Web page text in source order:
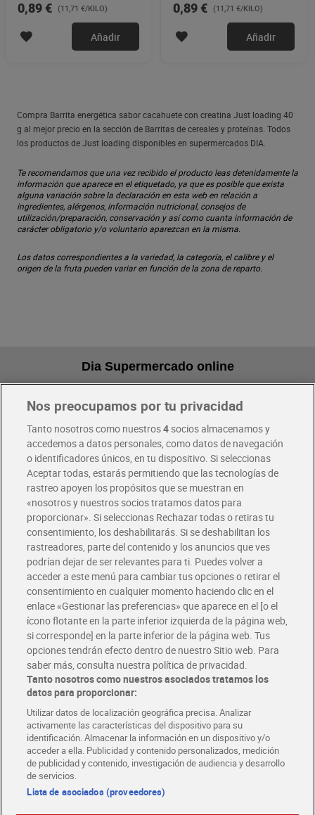
0,89 € (11,71 €/KILO)
Añadir
0,89 € (11,71 €/KILO)
Añadir
Compra Barrita energética sabor cacahuete con creatina Just loading 40
g al mejor precio en la sección de Barritas de cereales y proteínas. Todos
los productos de Just loading disponibles en supermercados DIA.
Te recomendamos que una vez recibido el producto leas detenidamente la
información que aparece en el etiquetado, ya que es posible que exista
alguna variación sobre la declaración en esta web en relación a
ingredientes, alérgenos, información nutricional, consejos de
utilización/preparación, conservación y así como cuanta información de
carácter obligatorio y/o voluntario aparezcan en la misma.
Los datos correspondientes a la variedad, la categoría, el calibre y el
origen de la fruta pueden variar en función de la zona de reparto.
Dia Supermercado online
Pide hoy, recibe hoy
Envío gratis por compras superiores a 100€
Envío estandar por 4,99€
Glovo y Uber Eats
Solicita tu factura de Glovo o Uber Eats
Únete al CLUB Dia
Disfruta las ventajas y ofertas exclusivas.
Descárgate la APP Dia
Folletos y Tiendas
Descubre las mejores ofertas y busca tu tienda más cercana
Tarjeta MaX Dia
Te devuelve hasta 8€/mes de tus compras.
¡Solicita tu tarjeta de crédito aquí!
COMER MEJOR CADA DIA
COLABORA CON DIA ABRE TU TIENDA DIA CORPORATE
Nos preocupamos por tu privacidad
Tanto nosotros como nuestros4socios almacenamos y
accedemos a datos personales, como datos de navegación
o identificadores únicos, en tu dispositivo. Si seleccionas
Aceptar todas, estarás permitiendo que las tecnologías de
rastreo apoyen los propósitos que se muestran en
«nosotros y nuestros socios tratamos datos para
proporcionar». Si seleccionas Rechazar todas o retiras tu
consentimiento, los deshabilitarás. Si se deshabilitan los
rastreadores, parte del contenido y los anuncios que ves
podrían dejar de ser relevantes para ti. Puedes volver a
acceder a este menú para cambiar tus opciones o retirar el
consentimiento en cualquier momento haciendo clic en el
enlace «Gestionar las preferencias» que aparece en el [o el
ícono flotante en la parte inferior izquierda de la página web,
si corresponde] en la parte inferior de la página web. Tus
opciones tendrán efecto dentro de nuestro Sitio web. Para
saber más, consulta nuestra política de privacidad.
Tanto nosotros como nuestros asociados tratamos los
datos para proporcionar:
Utilizar datos de localización geográfica precisa. Analizar
activamente las características del dispositivo para su
identificación. Almacenar la información en un dispositivo y/o
acceder a ella. Publicidad y contenido personalizados, medición
de publicidad y contenido, investigación de audiencia y desarrollo
de servicios.
Lista de asociados (proveedores)